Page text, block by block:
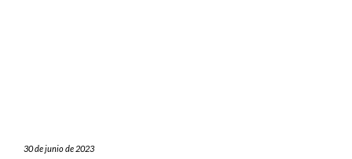
30 de junio de 2023